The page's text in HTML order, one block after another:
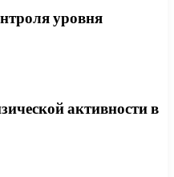
уровня
активности в